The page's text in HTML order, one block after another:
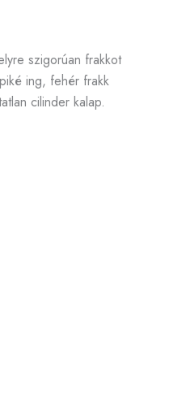
szigorúan frakkot
ing, fehér frakk
cilinder kalap.